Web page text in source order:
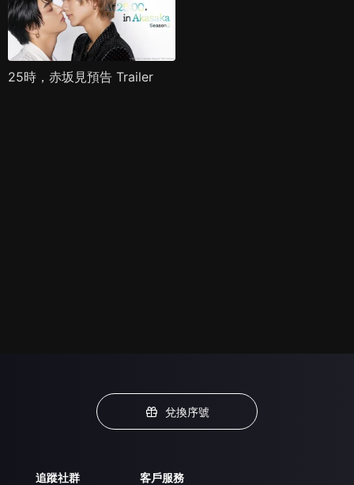
25時，赤坂見預告 Trailer
兌換序號
追蹤社群 客戶服務